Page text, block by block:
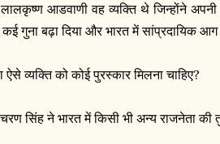
आडवाणी वह व्यक्ति थे जिन्होंने
गुना बढ़ा दिया और भारत में सांप्रदायिक आग
ऐसे व्यक्ति को कोई पुरस्कार मिलना चाहिए?
सिंह ने भारत में किसी भी अन्य राजनेता